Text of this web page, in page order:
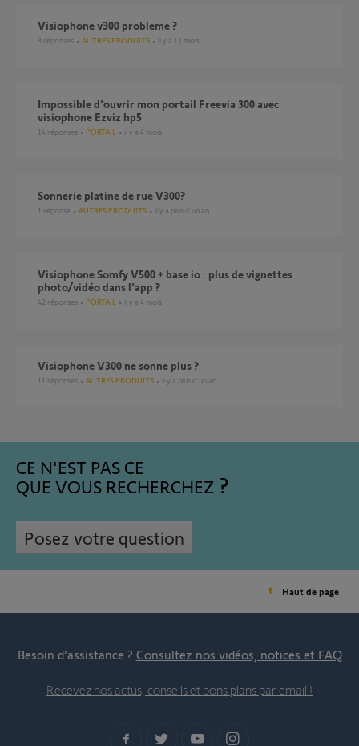
Visiophone v300 probleme ?
3 réponses AUTRES PRODUITS il y a 11 mois
Impossible d'ouvrir mon portail Freevia 300 avec
visiophone Ezviz hp5
14 réponses PORTAIL il y a 4 mois
Sonnerie platine de rue V300?
1 réponse AUTRES PRODUITS il y a plus d'un an
Visiophone Somfy V500 + base io : plus de vignettes
photo/vidéo dans l’app ?
42 réponses PORTAIL il y a 4 mois
Visiophone V300 ne sonne plus ?
11 réponses AUTRES PRODUITS il y a plus d'un an
CE N'EST PAS CE
QUE VOUS RECHERCHEZ
Posez votre question
Haut de page
Besoin d’assistance ? Consultez nos vidéos, notices et FAQ
Recevez nos actus, conseils et bons plans par email !